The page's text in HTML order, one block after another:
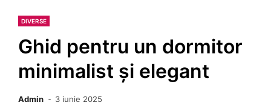
DIVERSE
Ghid pentru un dormitor
minimalist și elegant
Admin 3 iunie 2025